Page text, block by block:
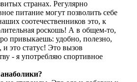
странах. Регулярно
питание могут позволить себе
соотечественников это, к
роскошь! А в общем-то,
привыкаешь: удобно, полезно,
это статус! Это вызов
- я употребляю спортивное